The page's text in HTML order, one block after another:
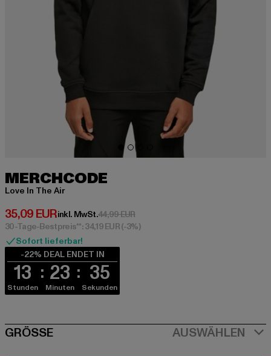
MERCHCODE
Love In The Air
35,09 EUR
Derzeitiger Preis: 35,09 EUR
inkl. MwSt.44,99 EURAktionspreis: 44,99 EUR
30-Tage-Bestpreis**: 34,19 EUR(-3%)
Sofort lieferbar!
-22% DEAL ENDET IN
13
Stunden
23
Minuten
35
Sekunden
SIZE
GRÖSSE AUSWÄHLEN